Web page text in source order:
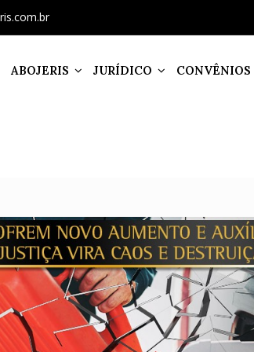
ABOJERIS JURÍDICO CONVÊNIOS